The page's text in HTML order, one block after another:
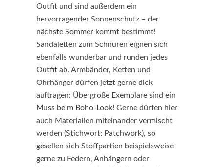
Outfit und sind außerdem ein
hervorragender Sonnenschutz – der
nächste Sommer kommt bestimmt!
Sandaletten zum Schnüren eignen sich
ebenfalls wunderbar und runden jedes
Outfit ab. Armbänder, Ketten und
Ohrhänger dürfen jetzt gerne dick
auftragen: Übergroße Exemplare sind ein
Muss beim Boho-Look! Gerne dürfen hier
auch Materialien miteinander vermischt
werden (Stichwort: Patchwork), so
gesellen sich Stoffpartien beispielsweise
gerne zu Federn, Anhängern oder